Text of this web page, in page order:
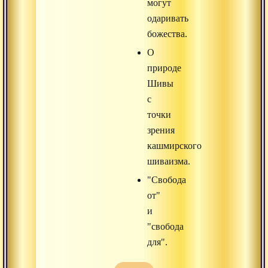
могут
одаривать
божества.
О
природе
Шивы
с
точки
зрения
кашмирского
шиваизма.
"Свобода
от"
и
"свобода
для".